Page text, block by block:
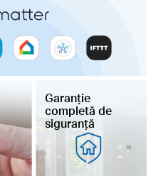
Garanție
completă de
siguranță